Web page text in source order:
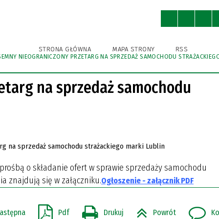
STRONA GŁÓWNA MAPA STRONY RSS
URZĘDU STRUKTURA URZĘDU
PUBLICZNE POBIERZ
BIBLIOTEKA PUBLICZNA
GMINNY OŚRODEK
SPORTU I REKREACJI
BIBLIOTEKA PUBLICZNA
GMINNY OŚRODEK
SPORTU I REKREACJI
EWIDENCJA ZABYTKÓW IZBA TRADYCJI
ROWEROWE I TRASY
NIEDRZWICKIE PRODUKTY
GMINNA AKADEMIA
NIEDRZWICA DUŻA
KRĘŻNICA JARA)
NIEOGRANICZONY PRZETARG NA SPRZEDAŻ SAMOCHODU
na sprzedaż samochodu
o składanie ofert w sprawie sprzedaży samochodu
znajdują się w załączniku.Ogłoszenie - załącznik PDF
Pdf Drukuj Powrót